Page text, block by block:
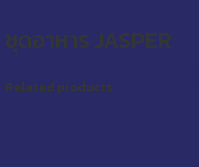
ชุดอาหาร JASPER
*ราคานี้เฉพาะเมื่อสั่งซื้อบนเว็บไซต์เท่านั้น
Related products